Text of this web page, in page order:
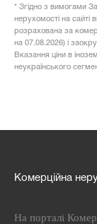
* Згідно з вимогами
нерухомості на сайті
розрахована за
на 07.08.2026) і
Вказання ціни в
неукраїнського
Комерційна
На порталі